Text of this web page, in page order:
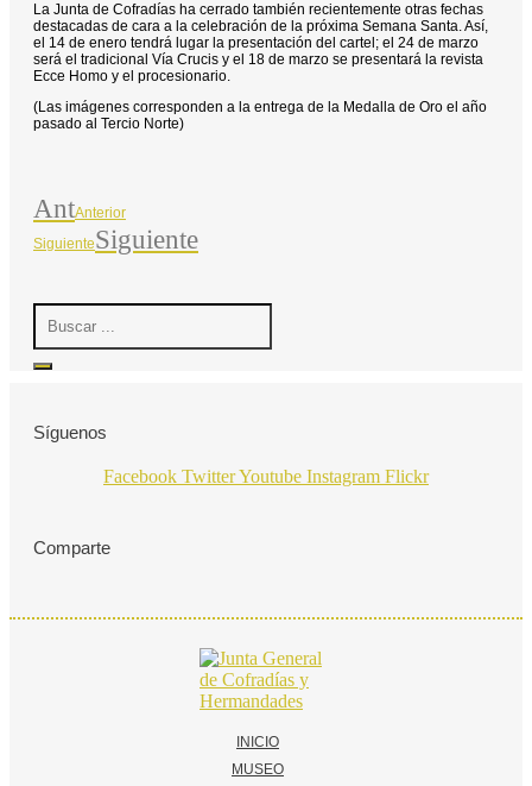
La Junta de Cofradías ha cerrado también recientemente otras fechas
destacadas de cara a la celebración de la próxima Semana Santa. Así,
el 14 de enero tendrá lugar la presentación del cartel; el 24 de marzo
será el tradicional Vía Crucis y el 18 de marzo se presentará la revista
Ecce Homo y el procesionario.
(Las imágenes corresponden a la entrega de la Medalla de Oro el año
pasado al Tercio Norte)
AntAnterior
SiguienteSiguiente
Search
Síguenos
Facebook TwitterYoutube Instagram Flickr
Comparte
INICIO
MUSEO